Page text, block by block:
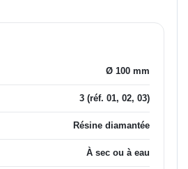
Ø 100 mm
3 (réf. 01, 02, 03)
Résine diamantée
À sec ou à eau